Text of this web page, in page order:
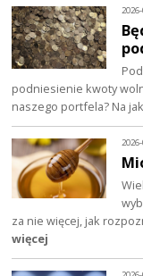
podniesienie kwoty
naszego portfela? Na
za nie więcej, jak
więcej